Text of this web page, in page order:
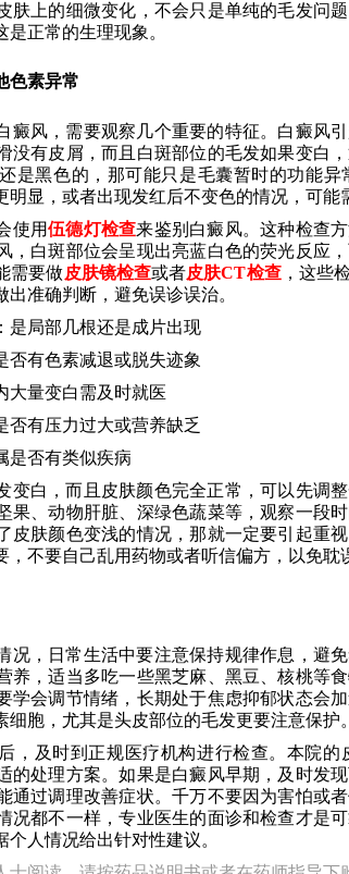
肤上的细微变化，不会只是单纯的毛发问
正常的生理现象。
色素异常
癜风，需要观察几个重要的特征。白癜风
没有皮屑，而且白斑部位的毛发如果变白
是黑色的，那可能只是毛囊暂时的功能
明显，或者出现发红后不变色的情况，可能
使用伍德灯检查来鉴别白癜风。这种检查
，白斑部位会呈现出亮蓝白色的荧光反应
需要做皮肤镜检查或者皮肤CT检查，这些
准确判断，避免误诊误治。
是局部几根还是成片出现
否有色素减退或脱失迹象
大量变白需及时就医
否有压力过大或营养缺乏
是否有类似疾病
变白，而且皮肤颜色完全正常，可以先调
果、动物肝脏、深绿色蔬菜等，观察一段
皮肤颜色变浅的情况，那就一定要引起重
不要自己乱用药物或者听信偏方，以免耽
况，日常生活中要注意保持规律作息，避
养，适当多吃一些黑芝麻、黑豆、核桃等
学会调节情绪，长期处于焦虑抑郁状态会
胞，尤其是头皮部位的毛发更要注意保护。
，及时到正规医疗机构进行检查。本院
的处理方案。如果是白癜风早期，及时发
通过调理改善症状。千万不要因为害怕或
况都不一样，专业医生的面诊和检查才是
人情况给出针对性建议。